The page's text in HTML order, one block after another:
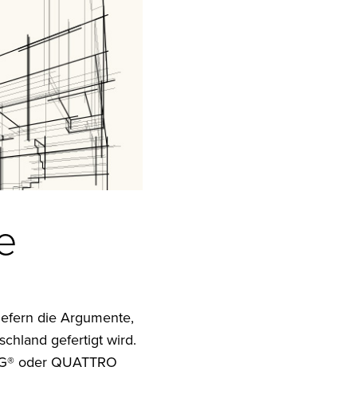
die Argumente,
gefertigt wird.
oder QUATTRO